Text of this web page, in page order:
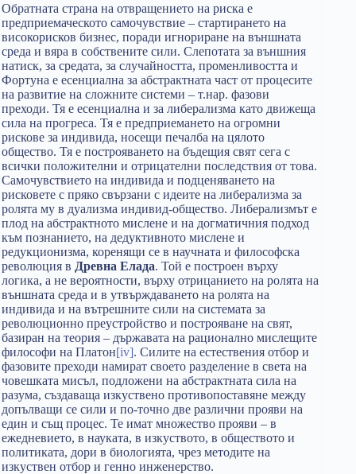
Обратната страна на отвращението на риска е
предприемаческото самочувствие – стартирането на
високорисков бизнес, поради игнориране на външната
среда и вяра в собствените сили. Слепотата за външния
натиск, за средата, за случайността, променливостта и
Фортуна е есенциална за абстрактната част от процесите
на развитие на сложните системи – т.нар. фазови
преходи. Тя е есенциална и за либерализма като движеща
сила на прогреса. Тя е предприемането на огромни
рискове за индивида, носещи печалба на цялото
общество. Тя е построяването на бъдещия свят сега с
всички положителни и отрицателни последствия от това.
Самочувствието на индивида и подценяването на
рисковете с пряко свързани с идеите на либерализма за
ролята му в дуализма индивид-общество. Либерализмът е
плод на абстрактното мислене и на догматичния подход
към познанието, на дедуктивното мислене и
редукционизма, коренящи се в научната и философска
революция в Древна Елада. Той е построен върху
логика, а не вероятности, върху отрицанието на ролята на
външната среда и в утвърждаването на ролята на
индивида и на вътрешните сили на системата за
революционно преустройство и построяване на свят,
базиран на теория – държавата на рационално мислещите
философи на Платон[iv]. Силите на естествения отбор и
фазовите преходи намират своето разделение в света на
човешката мисъл, подложени на абстрактната сила на
разума, създаваща изкуствено противопоставяне между
допълващи се сили и по-точно две различни прояви на
един и същ процес. Те имат множество прояви – в
ежедневието, в науката, в изкуството, в обществото и
политиката, дори в биологията, чрез методите на
изкуствен отбор и генно инженерство.